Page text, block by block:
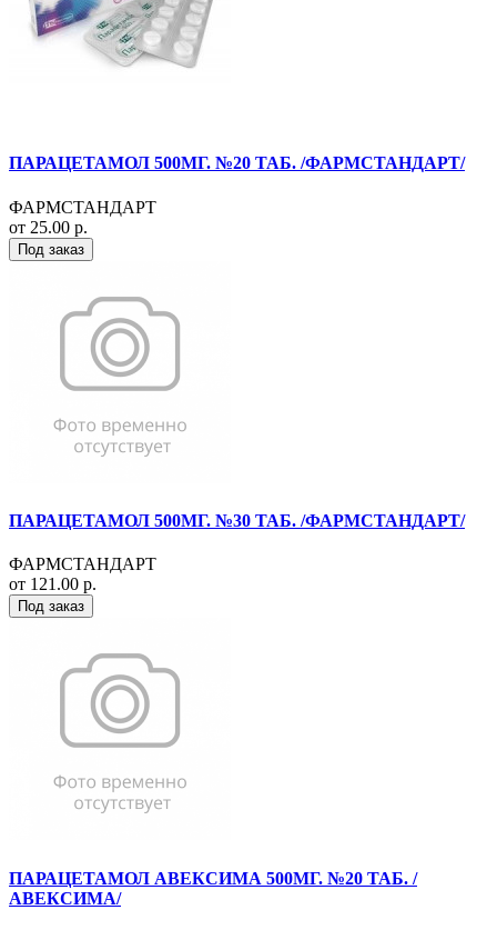
ПАРАЦЕТАМОЛ 500МГ. №20 ТАБ. /ФАРМСТАНДАРТ/
ФАРМСТАНДАРТ
от 25.00 р.
Под заказ
ПАРАЦЕТАМОЛ 500МГ. №30 ТАБ. /ФАРМСТАНДАРТ/
ФАРМСТАНДАРТ
от 121.00 р.
Под заказ
ПАРАЦЕТАМОЛ АВЕКСИМА 500МГ. №20 ТАБ. /
АВЕКСИМА/